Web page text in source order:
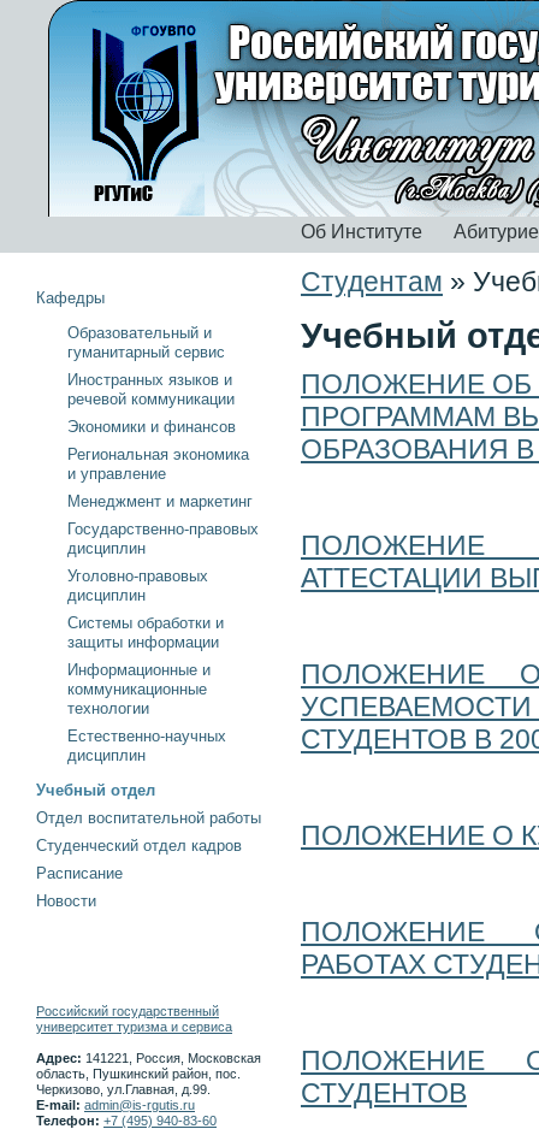
Об Институте
Студентам »
Учебный
ПОЛОЖЕНИЕ ОБ
ПРОГРАММАМ
ОБРАЗОВАНИЯ В
ПОЛОЖЕНИЕ
АТТЕСТАЦИИ
ПОЛОЖЕНИЕ
СТУДЕНТОВ В
ПОЛОЖЕНИЕ О
ПОЛОЖЕНИЕ
РАБОТАХ
ПОЛОЖЕНИЕ
СТУДЕНТОВ
Кафедры
Образовательный и
гуманитарный сервис
Иностранных языков и
речевой коммуникации
Экономики и финансов
Региональная экономика
и управление
Менеджмент и маркетинг
Государственно-правовых
дисциплин
Уголовно-правовых
дисциплин
Системы обработки и
защиты информации
Информационные и
коммуникационные
технологии
Естественно-научных
дисциплин
Учебный отдел
Отдел воспитательной работы
Студенческий отдел кадров
Расписание
Новости
Российский государственный
университет туризма и сервиса
Адрес: 141221, Россия, Московская
область, Пушкинский район, пос.
Черкизово, ул.Главная, д.99.
E-mail: admin@is-rgutis.ru
Телефон: +7 (495) 940-83-60